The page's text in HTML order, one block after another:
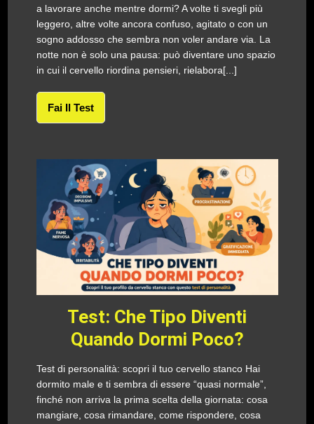
a lavorare anche mentre dormi? A volte ti svegli più
leggero, altre volte ancora confuso, agitato o con un
sogno addosso che sembra non voler andare via. La
notte non è solo una pausa: può diventare uno spazio
in cui il cervello riordina pensieri, rielabora[...]
Fai Il Test
Test: Che Tipo Diventi
Quando Dormi Poco?
Test di personalità: scopri il tuo cervello stanco Hai
dormito male e ti sembra di essere “quasi normale”,
finché non arriva la prima scelta della giornata: cosa
mangiare, cosa rimandare, come rispondere, cosa